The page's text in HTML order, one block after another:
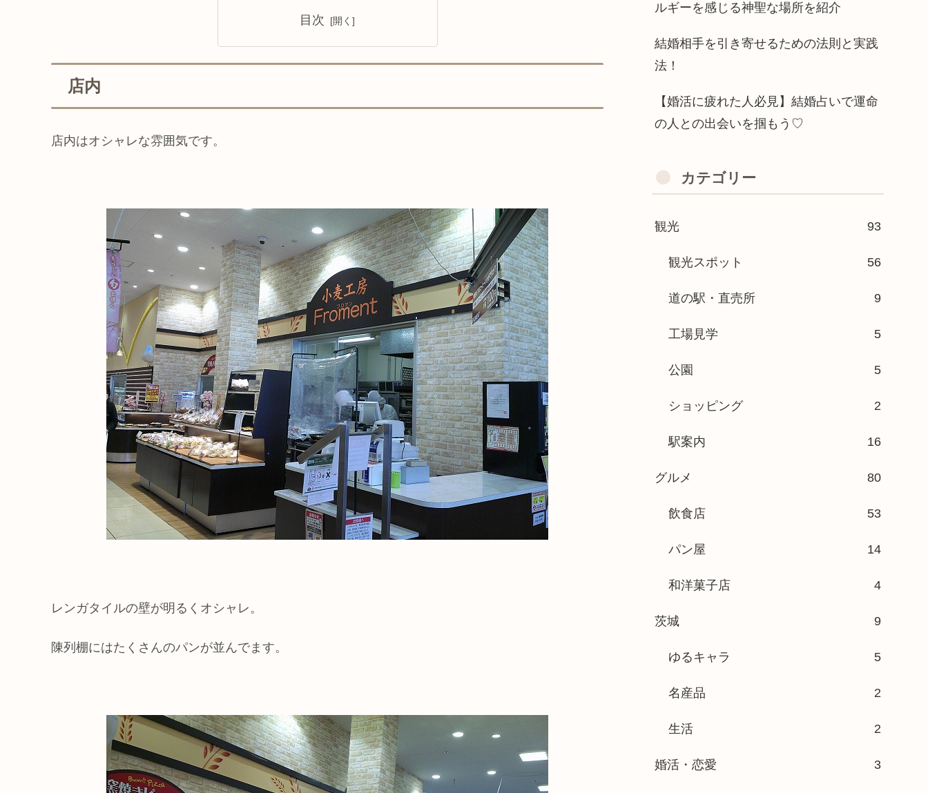
目次
店内
店内はオシャレな雰囲気です。
レンガタイルの壁が明るくオシャレ。
陳列棚にはたくさんのパンが並んでます。
ルギーを感じる神聖な場所を紹介
結婚相手を引き寄せるための法則と実践
法！
【婚活に疲れた人必見】結婚占いで運命
の人との出会いを掴もう♡
カテゴリー
観光 93
観光スポット 56
道の駅・直売所 9
工場見学 5
公園 5
ショッピング 2
駅案内 16
グルメ 80
飲食店 53
パン屋 14
和洋菓子店 4
茨城 9
ゆるキャラ 5
名産品 2
生活 2
婚活・恋愛 3